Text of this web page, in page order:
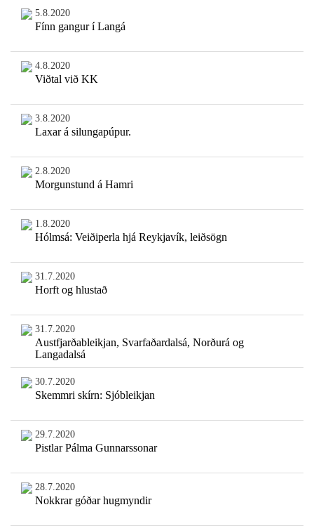
5.8.2020
Fínn gangur í Langá
4.8.2020
Viðtal við KK
3.8.2020
Laxar á silungapúpur.
2.8.2020
Morgunstund á Hamri
1.8.2020
Hólmsá: Veiðiperla hjá Reykjavík, leiðsögn
31.7.2020
Horft og hlustað
31.7.2020
Austfjarðableikjan, Svarfaðardalsá, Norðurá og
Langadalsá
30.7.2020
Skemmri skírn: Sjóbleikjan
29.7.2020
Pistlar Pálma Gunnarssonar
28.7.2020
Nokkrar góðar hugmyndir